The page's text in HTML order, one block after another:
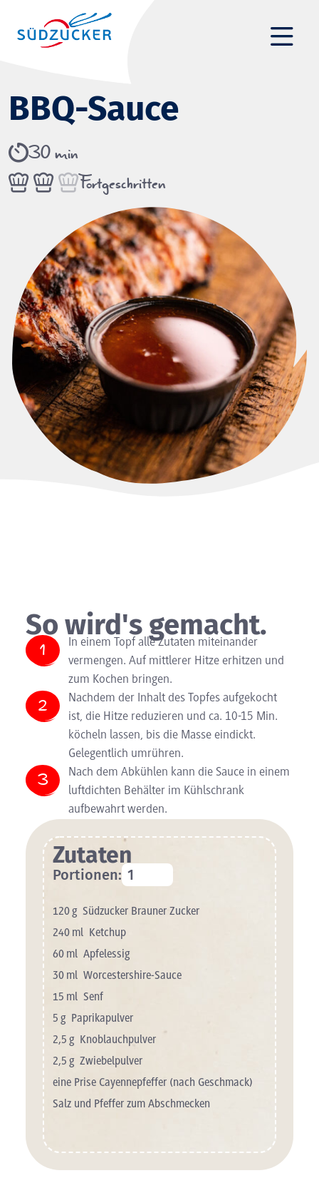
BBQ-Sauce
30 min
Fortgeschritten
So wird's gemacht.
In einem Topf alle Zutaten miteinander
vermengen. Auf mittlerer Hitze erhitzen und
zum Kochen bringen.
Nachdem der Inhalt des Topfes aufgekocht
ist, die Hitze reduzieren und ca. 10-15 Min.
köcheln lassen, bis die Masse eindickt.
Gelegentlich umrühren.
Nach dem Abkühlen kann die Sauce in einem
luftdichten Behälter im Kühlschrank
aufbewahrt werden.
Zutaten
Portionen:
120g Südzucker Brauner Zucker
240 ml
Ketchup
60 ml Apfelessig
30 ml Worcestershire-Sauce
15 ml Senf
5 g
Paprikapulver
2,5 g
Knoblauchpulver
2,5 g Zwiebelpulver
eine Prise Cayennepfeffer (nach Geschmack)
Salz und Pfeffer zum Abschmecken